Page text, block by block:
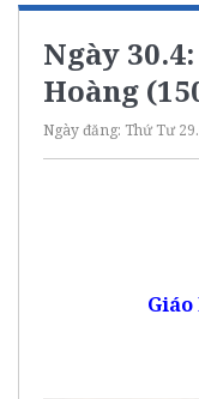
Ngày
Hoàng
Ngày đăng: Thứ Tư
Giáo